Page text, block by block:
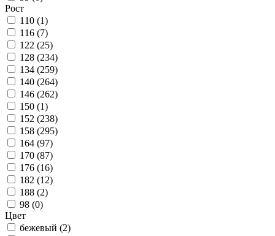
Рост
110 (1)
116 (7)
122 (25)
128 (234)
134 (259)
140 (264)
146 (262)
150 (1)
152 (238)
158 (295)
164 (97)
170 (87)
176 (16)
182 (12)
188 (2)
98 (0)
Цвет
бежевый (2)